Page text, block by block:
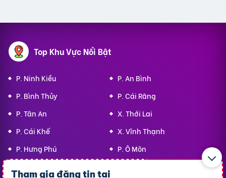
Tham gia đăng tin tại
Top Khu Vực Nổi Bật
P. Ninh Kiều
P. An Bình
P. Bình Thủy
P. Cái Răng
P. Tân An
X. Thới Lai
P. Cái Khế
X. Vĩnh Thạnh
P. Hưng Phú
P. Ô Môn